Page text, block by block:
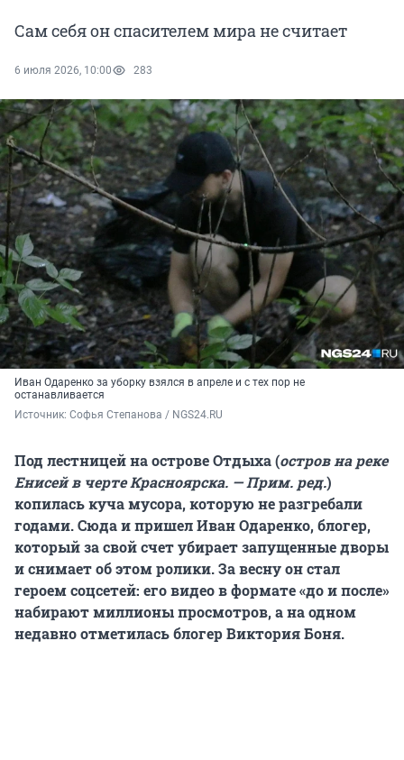
Сам себя он спасителем мира не считает
6 июля 2026, 10:00 283
Иван Одаренко за уборку взялся в апреле и с тех пор не
останавливается
Источник: Софья Степанова / NGS24.RU
Под лестницей на острове Отдыха (остров на реке
Енисей в черте Красноярска. — Прим. ред.)
копилась куча мусора, которую не разгребали
годами. Сюда и пришел Иван Одаренко, блогер,
который за свой счет убирает запущенные дворы
и снимает об этом ролики. За весну он стал
героем соцсетей: его видео в формате «до и после»
набирают миллионы просмотров, а на одном
недавно отметилась блогер Виктория Боня.